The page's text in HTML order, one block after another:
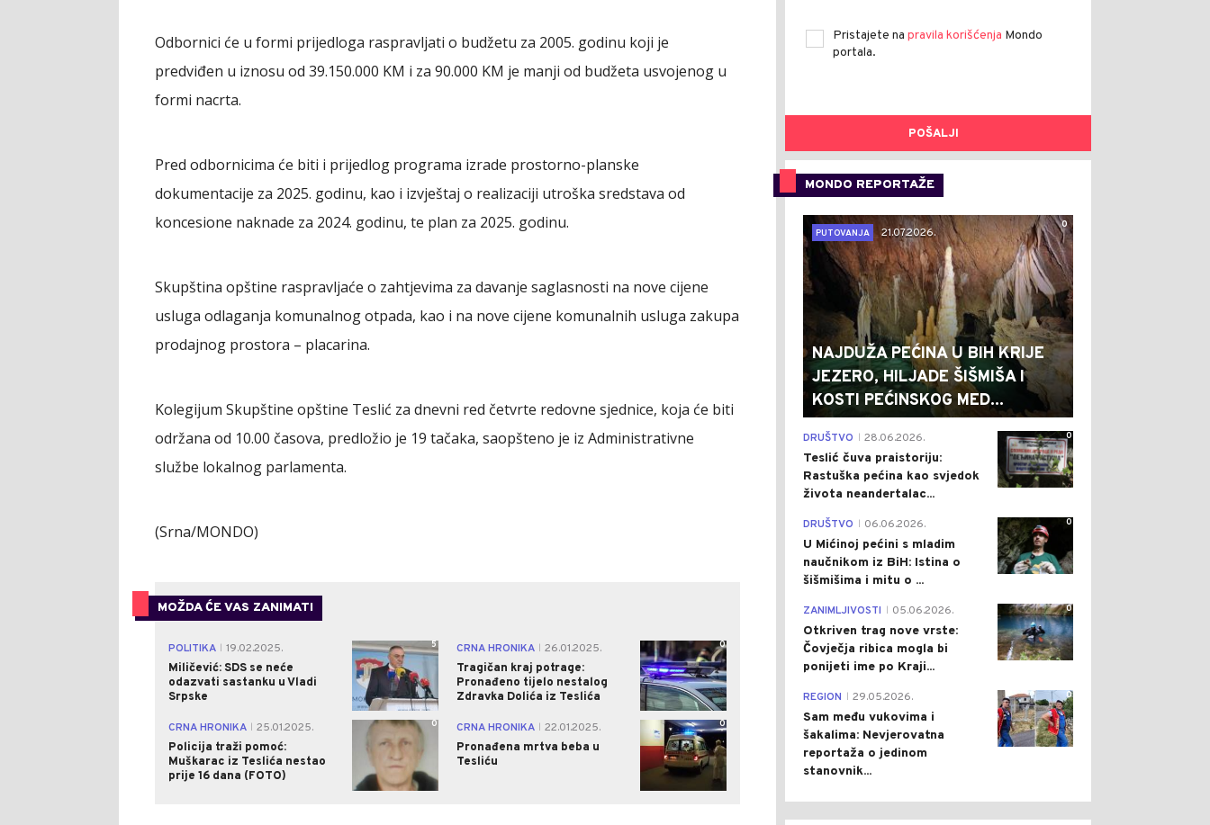
Odbornici će u formi prijedloga raspravljati o budžetu za 2005. godinu koji je
predviđen u iznosu od 39.150.000 KM i za 90.000 KM je manji od budžeta usvojenog u
formi nacrta.
Pred odbornicima će biti i prijedlog programa izrade prostorno-planske
dokumentacije za 2025. godinu, kao i izvještaj o realizaciji utroška sredstava od
koncesione naknade za 2024. godinu, te plan za 2025. godinu.
Skupština opštine raspravljaće o zahtjevima za davanje saglasnosti na nove cijene
usluga odlaganja komunalnog otpada, kao i na nove cijene komunalnih usluga zakupa
prodajnog prostora – placarina.
Kolegijum Skupštine opštine Teslić za dnevni red četvrte redovne sjednice, koja će biti
održana od 10.00 časova, predložio je 19 tačaka, saopšteno je iz Administrativne
službe lokalnog parlamenta.
(Srna/MONDO)
MOŽDA ĆE VAS ZANIMATI
POLITIKA
19.02.2025.
Miličević: SDS se neće
odazvati sastanku u Vladi
Srpske
5 CRNA HRONIKA
26.01.2025.
Tragičan kraj potrage:
Pronađeno tijelo nestalog
Zdravka Dolića iz Teslića
0
CRNA HRONIKA
25.01.2025.
Policija traži pomoć:
Muškarac iz Teslića nestao
prije 16 dana (FOTO)
0 CRNA HRONIKA
22.01.2025.
Pronađena mrtva beba u
Tesliću
0
Pristajete na pravila korišćenja Mondo
portala.
POŠALJI
MONDO REPORTAŽE
0
PUTOVANJA
21.07.2026.
NAJDUŽA PEĆINA U BIH KRIJE
JEZERO, HILJADE ŠIŠMIŠA I
KOSTI PEĆINSKOG MED...
0
DRUŠTVO 28.06.2026.
Teslić čuva praistoriju:
Rastuška pećina kao svjedok
života neandertalac...
0
DRUŠTVO 06.06.2026.
U Mićinoj pećini s mladim
naučnikom iz BiH: Istina o
šišmišima i mitu o ...
0
ZANIMLJIVOSTI 05.06.2026.
Otkriven trag nove vrste:
Čovječja ribica mogla bi
ponijeti ime po Kraji...
0
REGION 29.05.2026.
Sam među vukovima i
šakalima: Nevjerovatna
reportaža o jedinom
stanovnik...